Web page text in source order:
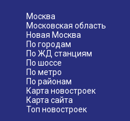
Москва
Московская область
Новая Москва
По городам
По ЖД станциям
По шоссе
По метро
По районам
Карта новостроек
Карта сайта
Топ новостроек